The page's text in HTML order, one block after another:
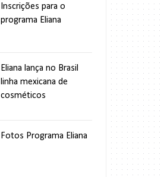
Inscrições para o
programa Eliana
Eliana lança no Brasil
linha mexicana de
cosméticos
Fotos Programa Eliana